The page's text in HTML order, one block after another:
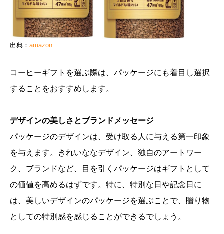
出典： amazon
コーヒーギフトを選ぶ際は、パッケージにも着目し選択
することをおすすめします。
デザインの美しさとブランドメッセージ
パッケージのデザインは、受け取る人に与える第一印象
を与えます。きれいななデザイン、独自のアートワー
ク、ブランドなど、目を引くパッケージはギフトとして
の価値を高めるはずです。特に、特別な日や記念日に
は、美しいデザインのパッケージを選ぶことで、贈り物
としての特別感を感じることができるでしょう。